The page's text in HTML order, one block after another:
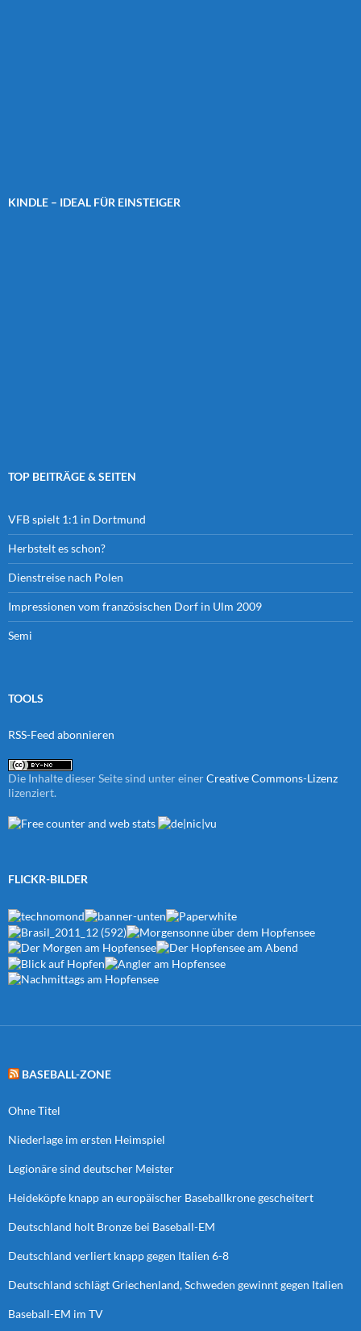
KINDLE – IDEAL FÜR EINSTEIGER
TOP BEITRÄGE & SEITEN
VFB spielt 1:1 in Dortmund
Herbstelt es schon?
Dienstreise nach Polen
Impressionen vom französischen Dorf in Ulm 2009
Semi
TOOLS
RSS-Feed abonnieren
Die Inhalte dieser Seite sind unter einerCreative Commons-Lizenz
lizenziert.
FLICKR-BILDER
BASEBALL-ZONE
Ohne Titel
Niederlage im ersten Heimspiel
Legionäre sind deutscher Meister
Heideköpfe knapp an europäischer Baseballkrone gescheitert
Deutschland holt Bronze bei Baseball-EM
Deutschland verliert knapp gegen Italien 6-8
Deutschland schlägt Griechenland, Schweden gewinnt gegen Italien
Baseball-EM im TV